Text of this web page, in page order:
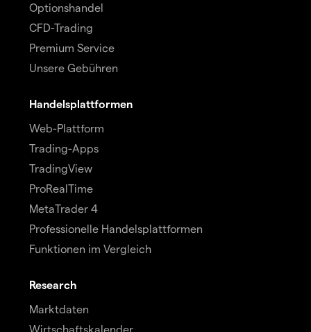
Optionshandel
CFD-Trading
Premium Service
Unsere Gebühren
Handelsplattformen
Web-Plattform
Trading-Apps
TradingView
ProRealTime
MetaTrader 4
Professionelle Handelsplattformen
Funktionen im Vergleich
Research
Marktdaten
Wirtschaftskalender